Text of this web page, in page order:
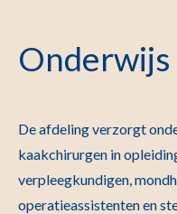
Onderwijs
De afdeling verzorgt
kaakchirurgen in
verpleegkundigen,
operatieassistenten en